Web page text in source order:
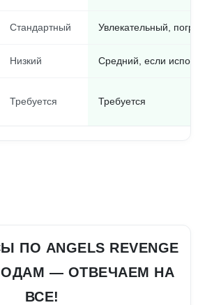
Стандартный Увлекательный,
Низкий Средний, если
Требуется Требуется
ПО ANGELS REVENGE
— ОТВЕЧАЕМ НА
ВСЕ!